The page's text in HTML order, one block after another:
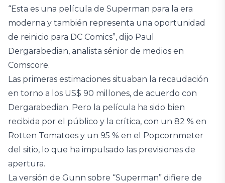
“Esta es una película de Superman para la era
moderna y también representa una oportunidad
de reinicio para DC Comics”, dijo Paul
Dergarabedian, analista sénior de medios en
Comscore.
Las primeras estimaciones situaban la recaudación
en torno a los US$ 90 millones, de acuerdo con
Dergarabedian. Pero la película ha sido bien
recibida por el público y la crítica, con un 82 % en
Rotten Tomatoes y un 95 % en el Popcornmeter
del sitio, lo que ha impulsado las previsiones de
apertura.
La versión de Gunn sobre “Superman” difiere de